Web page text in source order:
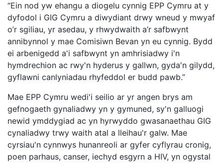
“Ein nod yw ehangu a diogelu cynnig EPP Cymru at y
dyfodol i GIG Cymru a diwydiant drwy wneud y mwyaf
o’r sgiliau, yr asedau, y rhwydwaith a’r safbwynt
annibynnol y mae Comisiwn Bevan yn eu cynnig. Bydd
ei arbenigedd a'i safbwynt yn amhrisiadwy i'n
hymdrechion ac rwy'n hyderus y gallwn, gyda'n gilydd,
gyflawni canlyniadau rhyfeddol er budd pawb.”
Mae EPP Cymru wedi'i seilio ar yr angen brys am
gefnogaeth gynaliadwy yn y gymuned, sy'n galluogi
newid ymddygiad ac yn hyrwyddo gwasanaethau GIG
cynaliadwy trwy waith atal a lleihau'r galw. Mae
cyrsiau'n cynnwys hunanreoli ar gyfer cyflyrau cronig,
poen parhaus, canser, iechyd esgyrn a HIV, yn ogystal